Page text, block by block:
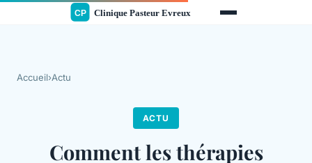
Accueil›Actu
ACTU
Comment les thérapies